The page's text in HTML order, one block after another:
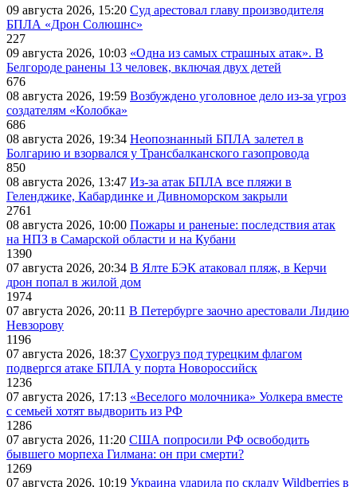
09 августа 2026, 15:20 Суд арестовал главу производителя
БПЛА «Дрон Солюшнс»
227
09 августа 2026, 10:03 «Одна из самых страшных атак». В
Белгороде ранены 13 человек, включая двух детей
676
08 августа 2026, 19:59 Возбуждено уголовное дело из-за угроз
создателям «Колобка»
686
08 августа 2026, 19:34 Неопознанный БПЛА залетел в
Болгарию и взорвался у Трансбалканского газопровода
850
08 августа 2026, 13:47 Из-за атак БПЛА все пляжи в
Геленджике, Кабардинке и Дивноморском закрыли
2761
08 августа 2026, 10:00 Пожары и раненые: последствия атак
на НПЗ в Самарской области и на Кубани
1390
07 августа 2026, 20:34 В Ялте БЭК атаковал пляж, в Керчи
дрон попал в жилой дом
1974
07 августа 2026, 20:11 В Петербурге заочно арестовали Лидию
Невзорову
1196
07 августа 2026, 18:37 Сухогруз под турецким флагом
подвергся атаке БПЛА у порта Новороссийск
1236
07 августа 2026, 17:13 «Веселого молочника» Уолкера вместе
с семьей хотят выдворить из РФ
1286
07 августа 2026, 11:20 США попросили РФ освободить
бывшего морпеха Гилмана: он при смерти?
1269
07 августа 2026, 10:19 Украина ударила по складу Wildberries в